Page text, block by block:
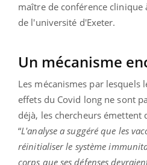
maître de conférence clinique
de l'université d'Exeter.
Un mécanisme
Les mécanismes par lesquels
effets du Covid long ne sont
déjà, les chercheurs émettent
“L'analyse a suggéré que les
réinitialiser le système
corps que ses défenses